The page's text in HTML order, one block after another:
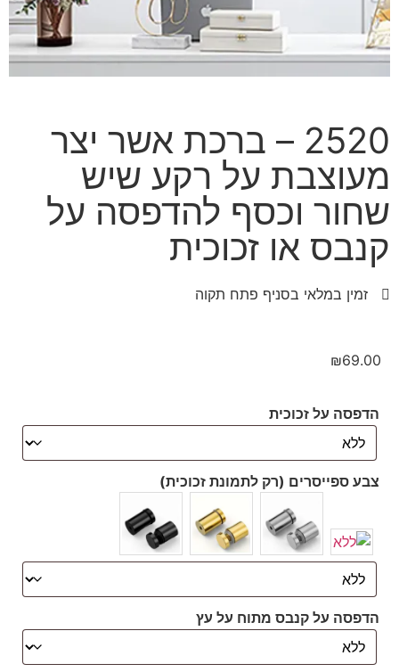
2520 – ברכת אשר יצר
מעוצבת על רקע שיש
שחור וכסף להדפסה על
קנבס או זכוכית
זמין במלאי בסניף פתח תקוה
₪69.00
הדפסה על זכוכית
צבע ספייסרים (רק לתמונת זכוכית)
הדפסה על קנבס מתוח על עץ